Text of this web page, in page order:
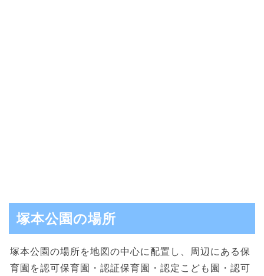
塚本公園の場所
塚本公園の場所を地図の中心に配置し、周辺にある保
育園を認可保育園・認証保育園・認定こども園・認可